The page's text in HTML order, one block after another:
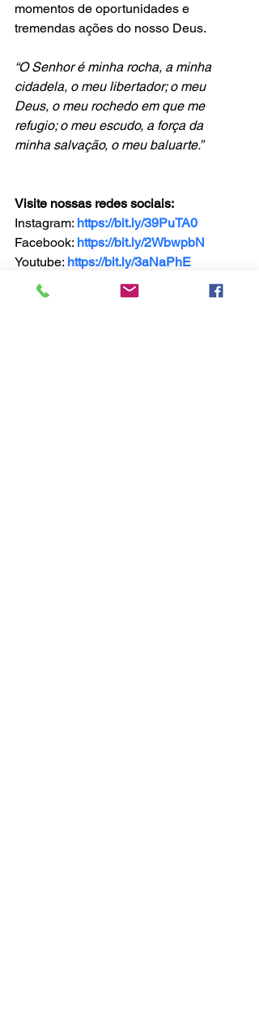
momentos de oportunidades e
tremendas ações do nosso Deus.
“O Senhor é minha rocha, a minha
cidadela, o meu libertador; o meu
Deus, o meu rochedo em que me
refugio; o meu escudo, a força da
minha salvação, o meu baluarte.”
Visite nossas redes sociais:
Instagram: https://bit.ly/39PuTA0
Facebook: https://bit.ly/2WbwpbN
Youtube: https://bit.ly/3aNaPhE
#INCC #LUGARDENOVOSCOMEÇOS